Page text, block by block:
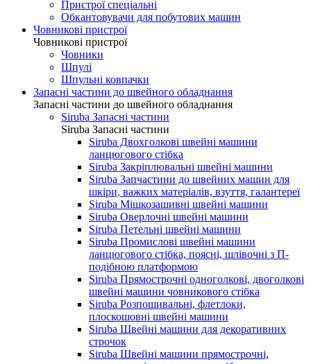
Пристрої спеціальні
Обкантовувачи для побутових машин
Човникові пристрої
Човникові пристрої
Човники
Шпулі
Шпульні ковпачки
Запасні частини до швейного обладнання
Запасні частини до швейного обладнання
Siruba Запасні частини
Siruba Запасні частини
Siruba Двохголкові швейні машини
ланцюгового стібка
Siruba Закріплювальні швейні машини
Siruba Запчастини до швейних машин для
шкіри, важких матеріалів, взуття, галантереї
Siruba Мішкозашивні швейні машини
Siruba Оверлочні швейні машини
Siruba Петельні швейні машини
Siruba Промислові швейні машини
ланцюгового стібка, поясні, шлівочні з П-
подібною платформою
Siruba Прямострочні одноголкові, двоголкові
швейні машини човникового стібка
Siruba Розпошивальні, флетлоки,
плоскошовні швейні машини
Siruba Швейні машини для декоративних
строчок
Siruba Швейні машини прямострочні,